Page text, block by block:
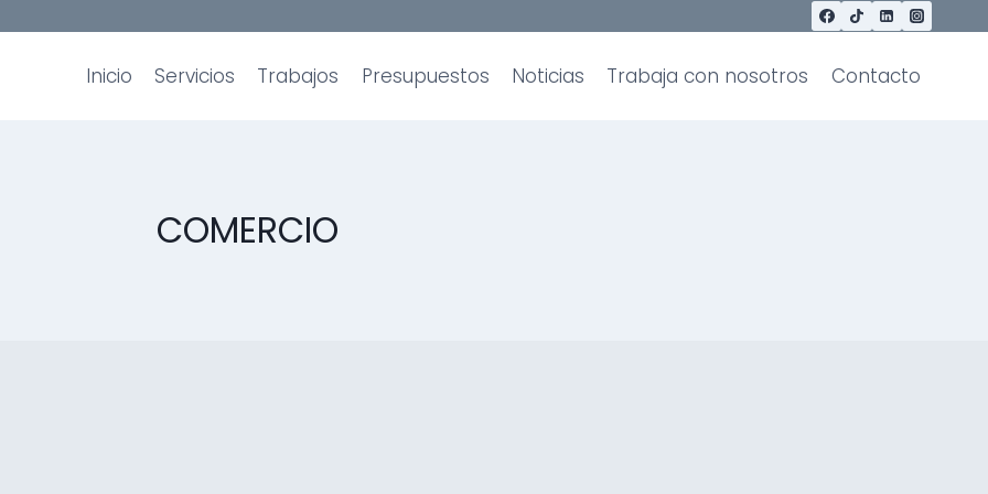
Inicio Servicios Trabajos Presupuestos Noticias Trabaja con nosotros Contacto
COMERCIO